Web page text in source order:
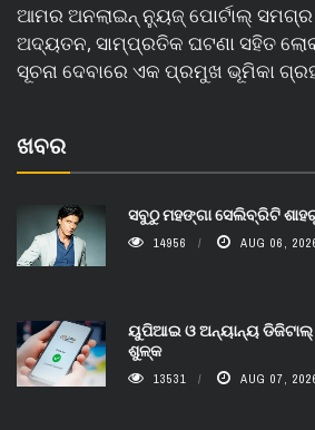
ଆମର ଅନଲାଇନ୍ ନ୍ୟୁଜ୍ ପୋର୍ଟାଲ୍ ସମଗ୍ର
ଅଦ୍ୟତନ, ସାମ୍ପ୍ରତିକ ଘଟଣା ସହିତ
ସୂଚନା ଦେବାରେ ଏକ ପ୍ରମୁଖ ଭୂମିକା
ଖବର
ସବୁଠୁ ମହଙ୍ଗା ସେଲିବ୍ରିଟି
14956 AUG 06,
ୟୁପିଆଇ ଓ ଅନ୍ୟାନ୍ୟ ଡିଜିଟାଲ୍
ଶୁଳ୍କ
13531 AUG 07,